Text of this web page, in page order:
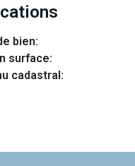
bien:
surface:
cadastral: